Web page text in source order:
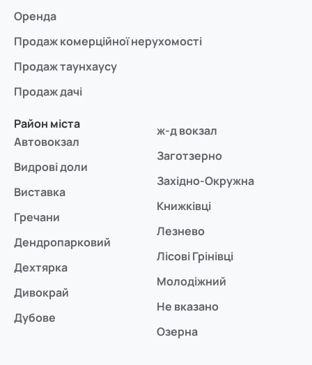
Оренда
Продаж комерційної нерухомості
Продаж таунхаусу
Продаж дачі
Район міста
Автовокзал
Видрові доли
Виставка
Гречани
Дендропарковий
Дехтярка
Дивокрай
Дубове
ж-д вокзал
Заготзерно
Західно-Окружна
Книжківці
Лезнево
Лісові Грінівці
Молодіжний
Не вказано
Озерна